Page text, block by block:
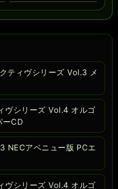
ティヴシリーズ Vol.3 メ
ヴシリーズ Vol.4 オルゴ
ーCD
NECアベニュー版 PCエ
ヴシリーズ Vol.4 オルゴ